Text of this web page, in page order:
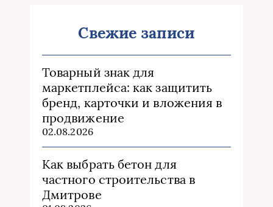
Свежие записи
Товарный знак для
маркетплейса: как защитить
бренд, карточки и вложения в
продвижение
02.08.2026
Как выбрать бетон для
частного строительства в
Дмитрове